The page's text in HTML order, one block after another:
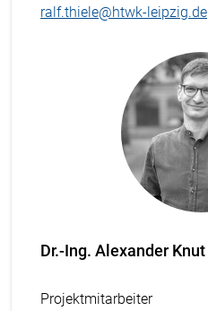
ralf.thiele@htwk-leipzig.de
Dr.-Ing. Alexander Knut
Projektmitarbeiter